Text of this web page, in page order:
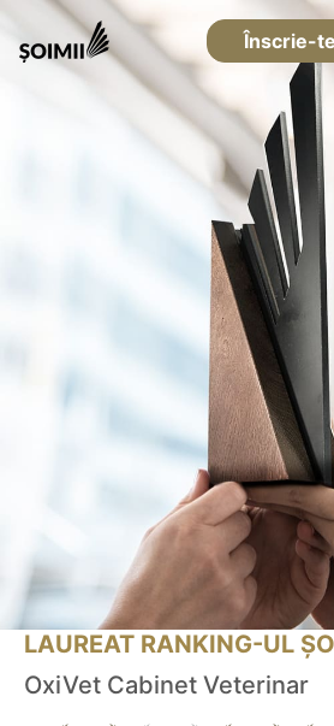
Înscrie-te
LAUREAT RANKING-UL
OxiVet Cabinet Veterinar